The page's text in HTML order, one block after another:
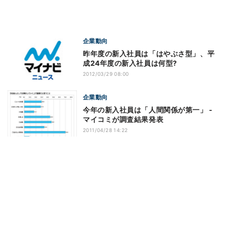
企業動向
昨年度の新入社員は「はやぶさ型」、平
成24年度の新入社員は何型?
2012/03/29 08:00
企業動向
今年の新入社員は「人間関係が第一」 -
マイコミが調査結果発表
2011/04/28 14:22